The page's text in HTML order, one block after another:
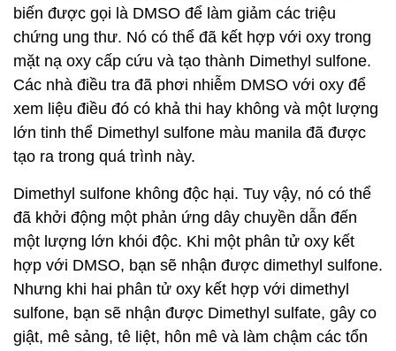
biến được gọi là DMSO để làm giảm các triệu
chứng ung thư. Nó có thể đã kết hợp với oxy trong
mặt nạ oxy cấp cứu và tạo thành Dimethyl sulfone.
Các nhà điều tra đã phơi nhiễm DMSO với oxy để
xem liệu điều đó có khả thi hay không và một lượng
lớn tinh thể Dimethyl sulfone màu manila đã được
tạo ra trong quá trình này.
Dimethyl sulfone không độc hại. Tuy vậy, nó có thể
đã khởi động một phản ứng dây chuyền dẫn đến
một lượng lớn khói độc. Khi một phân tử oxy kết
hợp với DMSO, bạn sẽ nhận được dimethyl sulfone.
Nhưng khi hai phân tử oxy kết hợp với dimethyl
sulfone, bạn sẽ nhận được Dimethyl sulfate, gây co
giật, mê sảng, tê liệt, hôn mê và làm chậm các tổn